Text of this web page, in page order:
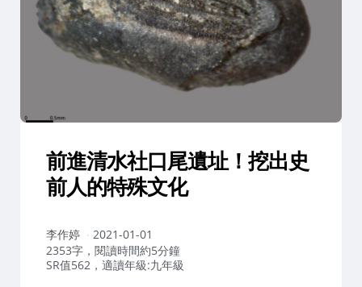
前進清水社口尾遺址！挖出史
前人的特殊文化
作
者：
李作婷
2021-01-01
2353字，閱讀時間約5分鐘
SR值562，適讀年級:九年級